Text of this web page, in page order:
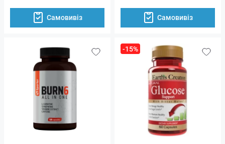
Самовивіз Самовивіз
-15%